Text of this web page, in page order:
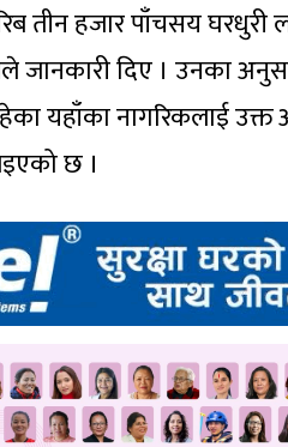
तीन हजार पाँचसय घरधुरी
जानकारी दिए । उनका
यहाँका नागरिकलाई
छ ।